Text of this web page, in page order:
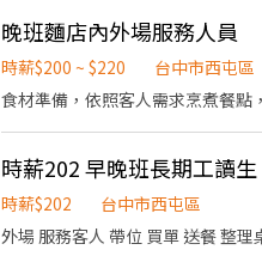
晚班麵店內外場服務人員
時薪$200 ~ $220
台中市西屯區
食材準備，依照客人需求烹煮餐點
時薪202 早晚班長期工讀生
時薪$202
台中市西屯區
外場 服務客人 帶位 買單 送餐 整